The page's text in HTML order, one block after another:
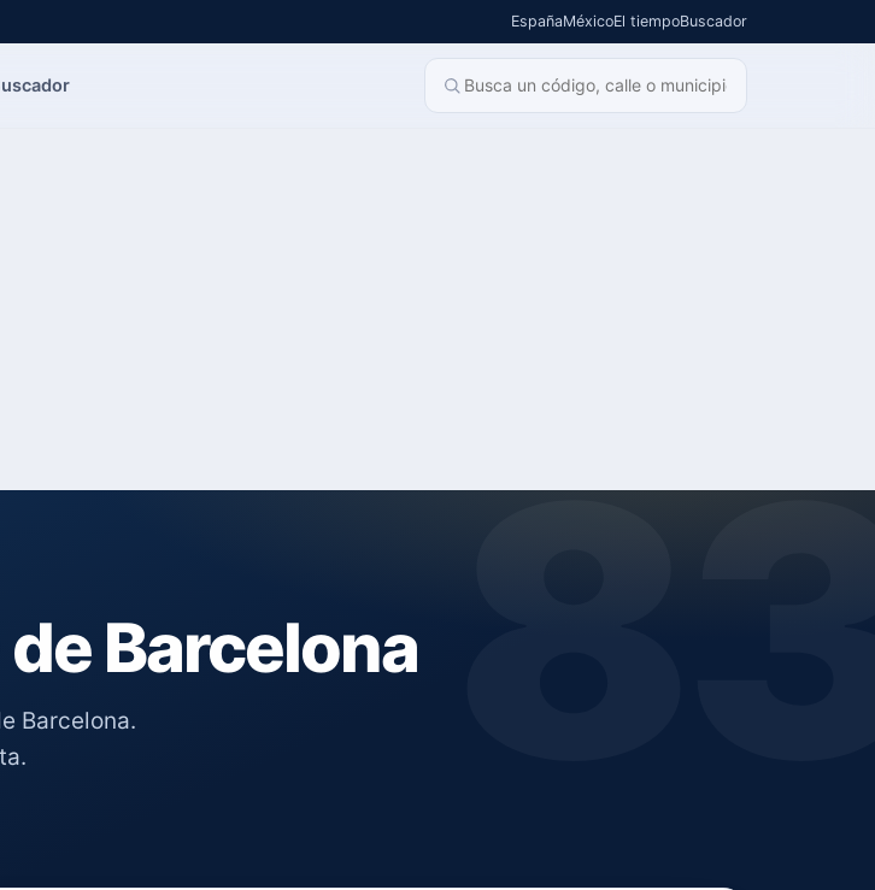
EspañaMéxicoEl tiempoBuscador
Barcelona
Barcelona.